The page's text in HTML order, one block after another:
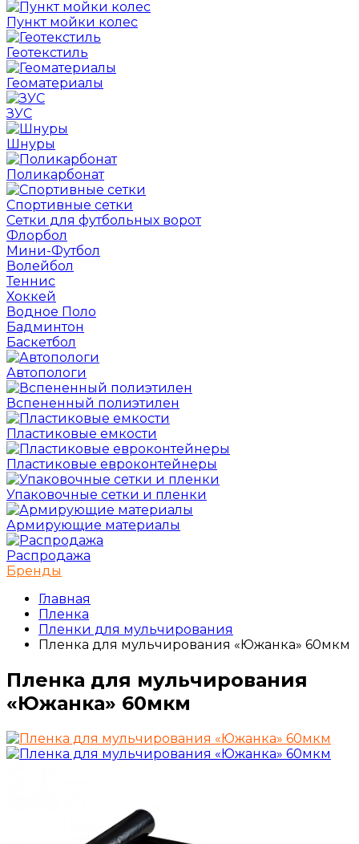
Пункт мойки колес
Геотекстиль
Геоматериалы
ЗУС
Шнуры
Поликарбонат
Спортивные сетки
Сетки для футбольных ворот
Флорбол
Мини-Футбол
Волейбол
Теннис
Хоккей
Водное Поло
Бадминтон
Баскетбол
Автопологи
Вспененный полиэтилен
Пластиковые емкости
Пластиковые евроконтейнеры
Упаковочные сетки и пленки
Армирующие материалы
Распродажа
Бренды
Главная
Пленка
Пленки для мульчирования
Пленка для мульчирования «Южанка» 60мкм
Пленка для мульчирования
«Южанка» 60мкм